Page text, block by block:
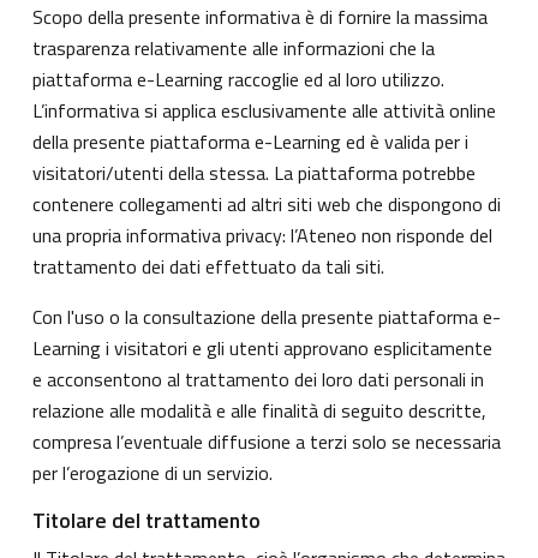
Scopo della presente informativa è di fornire la massima
trasparenza relativamente alle informazioni che la
piattaforma e-Learning raccoglie ed al loro utilizzo.
L’informativa si applica esclusivamente alle attività online
della presente piattaforma e-Learning ed è valida per i
visitatori/utenti della stessa. La piattaforma potrebbe
contenere collegamenti ad altri siti web che dispongono di
una propria informativa privacy: l’Ateneo non risponde del
trattamento dei dati effettuato da tali siti.
Con l'uso o la consultazione della presente piattaforma e-
Learning i visitatori e gli utenti approvano esplicitamente
e acconsentono al trattamento dei loro dati personali in
relazione alle modalità e alle finalità di seguito descritte,
compresa l’eventuale diffusione a terzi solo se necessaria
per l’erogazione di un servizio.
Titolare del trattamento